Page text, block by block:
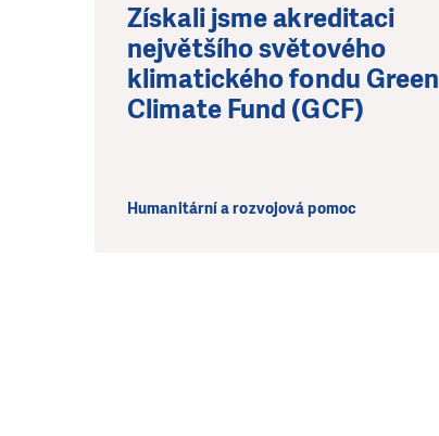
Získali jsme akreditaci
největšího světového
klimatického fondu Green
Climate Fund (GCF)
Humanitární a rozvojová pomoc